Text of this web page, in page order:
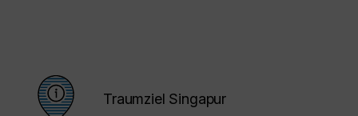
Traumziel Singapur